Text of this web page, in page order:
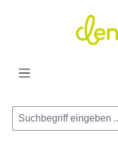
Zum Hauptinhalt